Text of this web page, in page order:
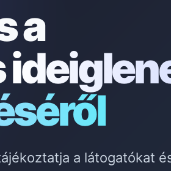
a
a látogatókat